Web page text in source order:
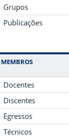
Grupos
Publicações
MEMBROS
Docentes
Discentes
Egressos
Técnicos